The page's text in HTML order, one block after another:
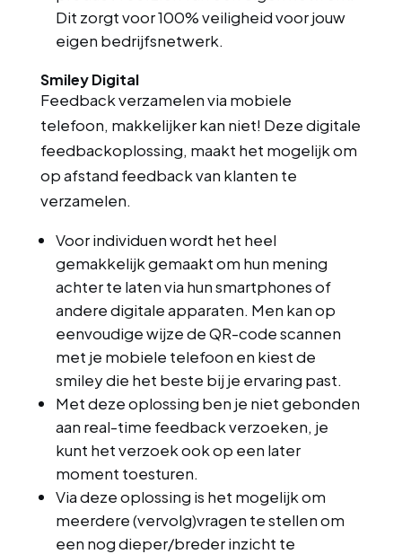
Dit zorgt voor 100% veiligheid voor jouw
eigen bedrijfsnetwerk.
Smiley Digital
Feedback verzamelen via mobiele
telefoon, makkelijker kan niet! Deze digitale
feedbackoplossing, maakt het mogelijk om
op afstand feedback van klanten te
verzamelen.
Voor individuen wordt het heel
gemakkelijk gemaakt om hun mening
achter te laten via hun smartphones of
andere digitale apparaten. Men kan op
eenvoudige wijze de QR-code scannen
met je mobiele telefoon en kiest de
smiley die het beste bij je ervaring past.
Met deze oplossing ben je niet gebonden
aan real-time feedback verzoeken, je
kunt het verzoek ook op een later
moment toesturen.
Via deze oplossing is het mogelijk om
meerdere (vervolg)vragen te stellen om
een nog dieper/breder inzicht te